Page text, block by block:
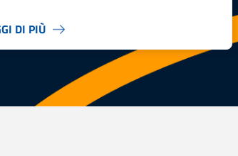
DI PIÙ